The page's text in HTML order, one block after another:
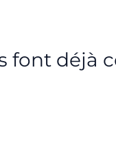
font déjà